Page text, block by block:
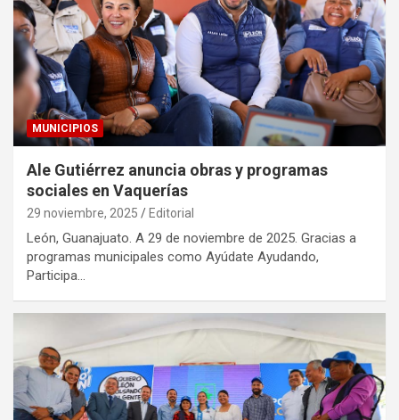
MUNICIPIOS
Ale Gutiérrez anuncia obras y programas
sociales en Vaquerías
29 noviembre, 2025 Editorial
León, Guanajuato. A 29 de noviembre de 2025. Gracias a
programas municipales como Ayúdate Ayudando,
Participa…